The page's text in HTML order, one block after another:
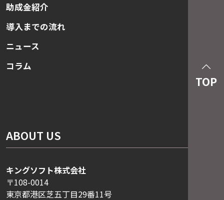
TOP
助成金紹介
導入までの流れ
ニュース
コラム
ABOUT US
キングソフト株式会社
〒108-0014
東京都港区芝五丁目29番11号